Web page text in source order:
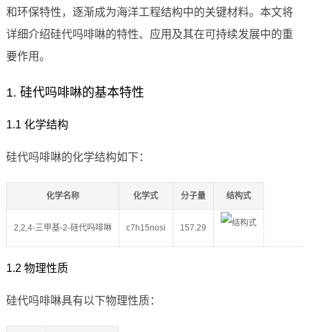
和环保特性，逐渐成为海洋工程结构中的关键材料。本文将
详细介绍硅代吗啡啉的特性、应用及其在可持续发展中的重
要作用。
1. 硅代吗啡啉的基本特性
1.1 化学结构
硅代吗啡啉的化学结构如下：
化学名称 化学式 分子量 结构式
2,2,4-三甲基-2-硅代吗啡啉 c7h15nosi 157.29
1.2 物理性质
硅代吗啡啉具有以下物理性质：